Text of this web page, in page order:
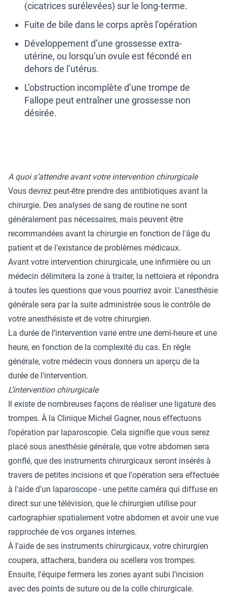
(cicatrices surélevées) sur le long-terme.
Fuite de bile dans le corps après l’opération
Développement d’une grossesse extra-
utérine, ou lorsqu’un ovule est fécondé en
dehors de l’utérus.
L’obstruction incomplète d’une trompe de
Fallope peut entraîner une grossesse non
désirée.
A quoi s’attendre avant votre intervention chirurgicale
Vous devrez peut-être prendre des antibiotiques avant la
chirurgie. Des analyses de sang de routine ne sont
généralement pas nécessaires, mais peuvent être
recommandées avant la chirurgie en fonction de l'âge du
patient et de l'existance de problèmes médicaux.
Avant votre intervention chirurgicale, une infirmière ou un
médecin délimitera la zone à traiter, la nettoiera et répondra
à toutes les questions que vous pourriez avoir. L’anesthésie
générale sera par la suite administrée sous le contrôle de
votre anesthésiste et de votre chirurgien.
La durée de l’intervention varie entre une demi-heure et une
heure, en fonction de la complexité du cas. En règle
générale, votre médecin vous donnera un aperçu de la
durée de l'intervention.
L’intervention chirurgicale
Il existe de nombreuses façons de réaliser une ligature des
trompes. À la Clinique Michel Gagner, nous effectuons
l’opération par laparoscopie. Cela signifie que vous serez
placé sous anesthésie générale, que votre abdomen sera
gonflé, que des instruments chirurgicaux seront insérés à
travers de petites incisions et que l'opération sera effectuée
à l'aide d'un laparoscope - une petite caméra qui diffuse en
direct sur une télévision, que le chirurgien utilise pour
cartographier spatialement votre abdomen et avoir une vue
rapprochée de vos organes internes.
À l'aide de ses instruments chirurgicaux, votre chirurgien
coupera, attachera, bandera ou scellera vos trompes.
Ensuite, l'équipe fermera les zones ayant subi l’incision
avec des points de suture ou de la colle chirurgicale.